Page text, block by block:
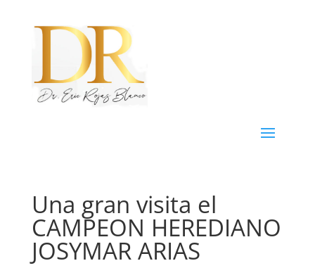
Una gran visita el
CAMPEON HEREDIANO
JOSYMAR ARIAS